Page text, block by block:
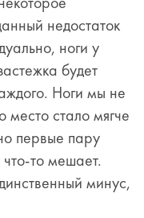
недостаток
ноги у
будет
Ноги мы не
место стало мягче
первые пару
то мешает.
минус,